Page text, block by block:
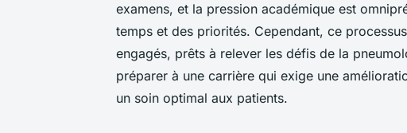
examens, et la pression académique est
temps et des priorités. Cependant, ce
engagés, prêts à relever les défis de la
préparer à une carrière qui exige une
un soin optimal aux patients.